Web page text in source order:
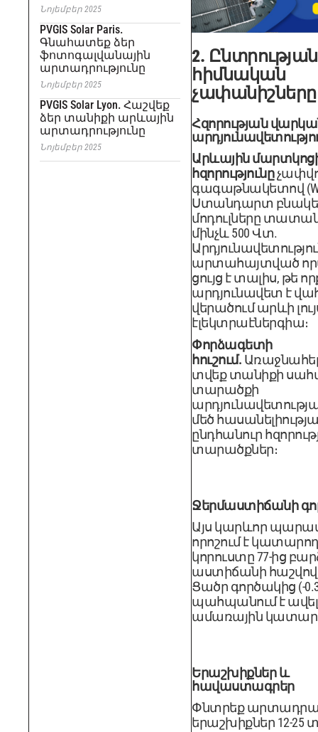
Նոյեմբեր 2025
PVGIS Solar Paris.
Գնահատեք ձեր
ֆոտոգալվանային
արտադրությունը
Նոյեմբեր 2025
PVGIS Solar Lyon. Հաշվեք
ձեր տանիքի արևային
արտադրությունը
Նոյեմբեր 2025
2. Ընտրության
հիմնական
չափանիշները
Հզորության
Արևային
հզորությունը
գագաթնակետով
Ստանդարտ
մոդուլները
մինչև 500 Վտ.
արտահայտված
ցույց է տալիս, թե
արդյունավետ է
վերածում արևի
էլեկտրաէներգիա։
Փորձագետի
հուշում.
տվեք տանիքի
տարածքի
մեծ
ընդհանուր
տարածքներ։
Ջերմաստիճանի
Այս կարևոր
որոշում է
կորուստը 77-ից
աստիճանի
Ցածր գործակից (-
պահպանում է
ամառային
Երաշխիքներ և
հավաստագրեր
Փնտրեք
երաշխիքներ 12-25